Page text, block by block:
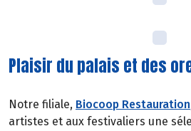
Plaisir du palais et des
Notre filiale, Biocoop Restauration
artistes et aux festivaliers une